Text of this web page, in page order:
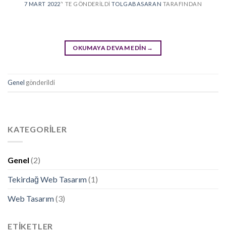
7 MART 2022’' TE GÖNDERILDI TOLGABASARAN TARAFINDAN
OKUMAYA DEVAM EDIN →
Genel gönderildi
KATEGORILER
Genel (2)
Tekirdağ Web Tasarım(1)
Web Tasarım(3)
ETIKETLER